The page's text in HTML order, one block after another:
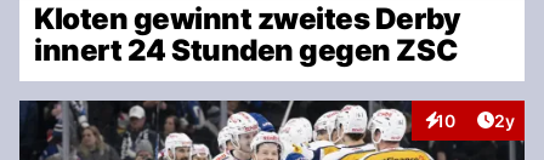
Kloten gewinnt zweites Derby
innert 24 Stunden gegen ZSC
10
Interaktionen
2y